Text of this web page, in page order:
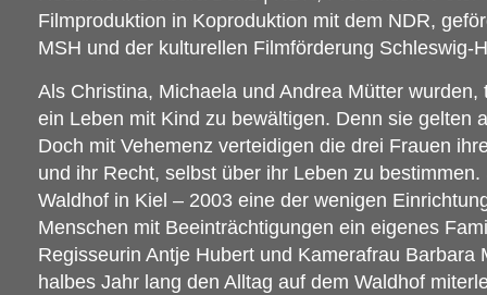
Filmproduktion in Koproduktion mit dem NDR,
MSH und der kulturellen Filmförderung Schleswig-
Als Christina, Michaela und Andrea Mütter
ein Leben mit Kind zu bewältigen. Denn sie gelten
Doch mit Vehemenz verteidigen die drei Frauen
und ihr Recht, selbst über ihr Leben zu
Waldhof in Kiel – 2003 eine der wenigen
Menschen mit Beeinträchtigungen ein eigenes
Regisseurin Antje Hubert und Kamerafrau Barbara
halbes Jahr lang den Alltag auf dem Waldhof